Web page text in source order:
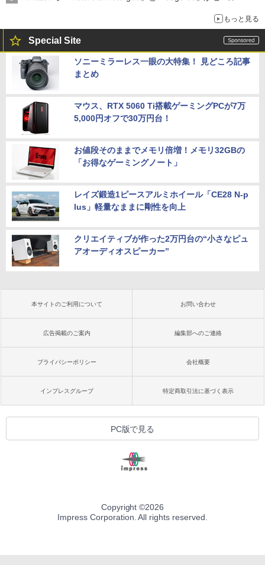
もっと見る
Special Site
ソニーミラーレス一眼の大特集！ 見どころ記事
まとめ
マウス、RTX 5060 Ti搭載ゲーミングPCが7万
5,000円オフで30万円台！
お値段そのままでメモリ倍増！メモリ32GBの
「お得なゲーミングノート」
レイズ鍛造1ピースアルミホイール「CE28 N-p
lus」軽量なままに剛性を向上
クリエイティブが作った2万円台の“小さなピュ
アオーディオスピーカー”
本サイトのご利用について お問い合わせ
広告掲載のご案内 編集部へのご連絡
プライバシーポリシー 会社概要
インプレスグループ 特定商取引法に基づく表示
PC版で見る
Copyright ©2026
Impress Corporation. All rights reserved.